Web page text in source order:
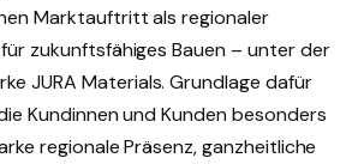
Marktauftritt als regionaler
zukunftsfähiges Bauen – unter der
JURA Materials. Grundlage dafür
Kundinnen und Kunden besonders
regionale Präsenz, ganzheitliche